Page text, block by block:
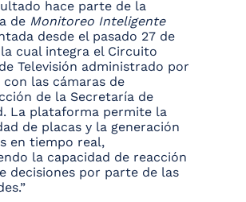
hace parte de la
de Monitoreo Inteligente
desde el pasado 27 de
cual integra el Circuito
Televisión administrado por
con las cámaras de
de la Secretaría de
La plataforma permite la
de placas y la generación
en tiempo real,
la capacidad de reacción
decisiones por parte de las